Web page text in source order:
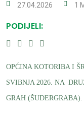
27.04.2026 1
PODIJELI:
OPĆINA KOTORIBA I
SVIBNJA 2026. NA
GRAH (ŠUDERGRABA).